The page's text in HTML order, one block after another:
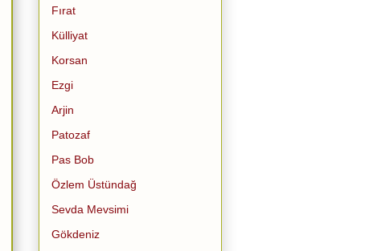
Fırat
Külliyat
Korsan
Ezgi
Arjin
Patozaf
Pas Bob
Özlem Üstündağ
Sevda Mevsimi
Gökdeniz